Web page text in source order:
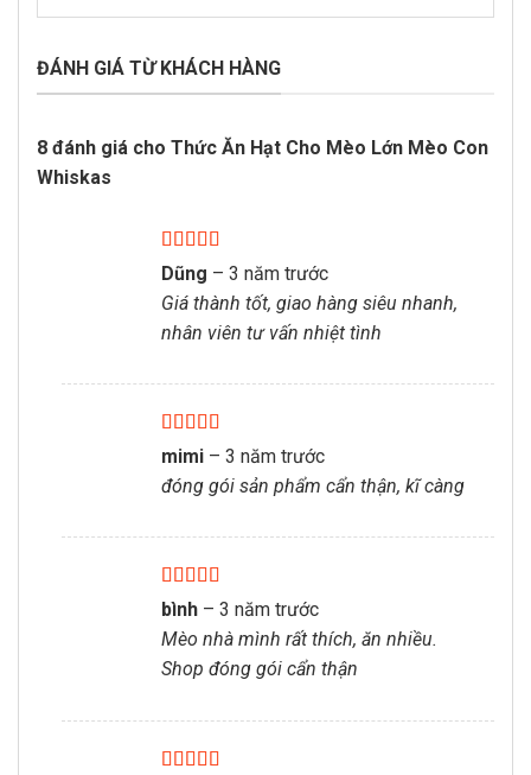
ĐÁNH GIÁ TỪ KHÁCH HÀNG
8 đánh giá cho Thức Ăn Hạt Cho Mèo Lớn Mèo Con
Whiskas
Được xếp
hạng5 5 sao
Dũng – 3 năm trước
Giá thành tốt, giao hàng siêu nhanh,
nhân viên tư vấn nhiệt tình
Được xếp
hạng5 5 sao
mimi – 3 năm trước
đóng gói sản phẩm cẩn thận, kĩ càng
Được xếp
hạng
5 sao
bình – 3 năm trước
Mèo nhà mình rất thích, ăn nhiều.
Shop đóng gói cẩn thận